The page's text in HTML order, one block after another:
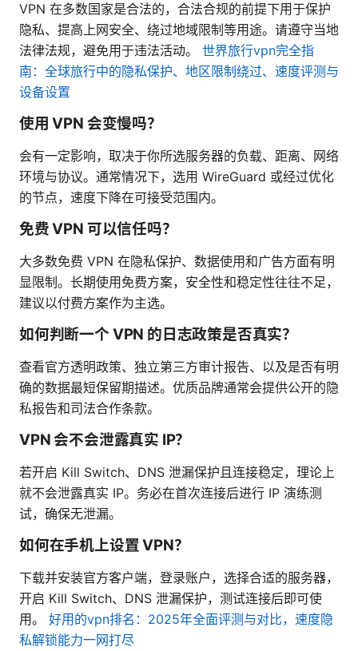
VPN 在多数国家是合法的，合法合规的前提下用于保护
隐私、提高上网安全、绕过地域限制等用途。请遵守当地
法律法规，避免用于违法活动。 世界旅行vpn完全指
南：全球旅行中的隐私保护、地区限制绕过、速度评测与
设备设置
使用 VPN 会变慢吗？
会有一定影响，取决于你所选服务器的负载、距离、网络
环境与协议。通常情况下，选用 WireGuard 或经过优化
的节点，速度下降在可接受范围内。
免费 VPN 可以信任吗？
大多数免费 VPN 在隐私保护、数据使用和广告方面有明
显限制。长期使用免费方案，安全性和稳定性往往不足，
建议以付费方案作为主选。
如何判断一个 VPN 的日志政策是否真实？
查看官方透明政策、独立第三方审计报告、以及是否有明
确的数据最短保留期描述。优质品牌通常会提供公开的隐
私报告和司法合作条款。
VPN 会不会泄露真实 IP？
若开启 Kill Switch、DNS 泄漏保护且连接稳定，理论上
就不会泄露真实 IP。务必在首次连接后进行 IP 演练测
试，确保无泄漏。
如何在手机上设置 VPN？
下载并安装官方客户端，登录账户，选择合适的服务器，
开启 Kill Switch、DNS 泄漏保护，测试连接后即可使
用。 好用的vpn排名：2025年全面评测与对比，速度隐
私解锁能力一网打尽